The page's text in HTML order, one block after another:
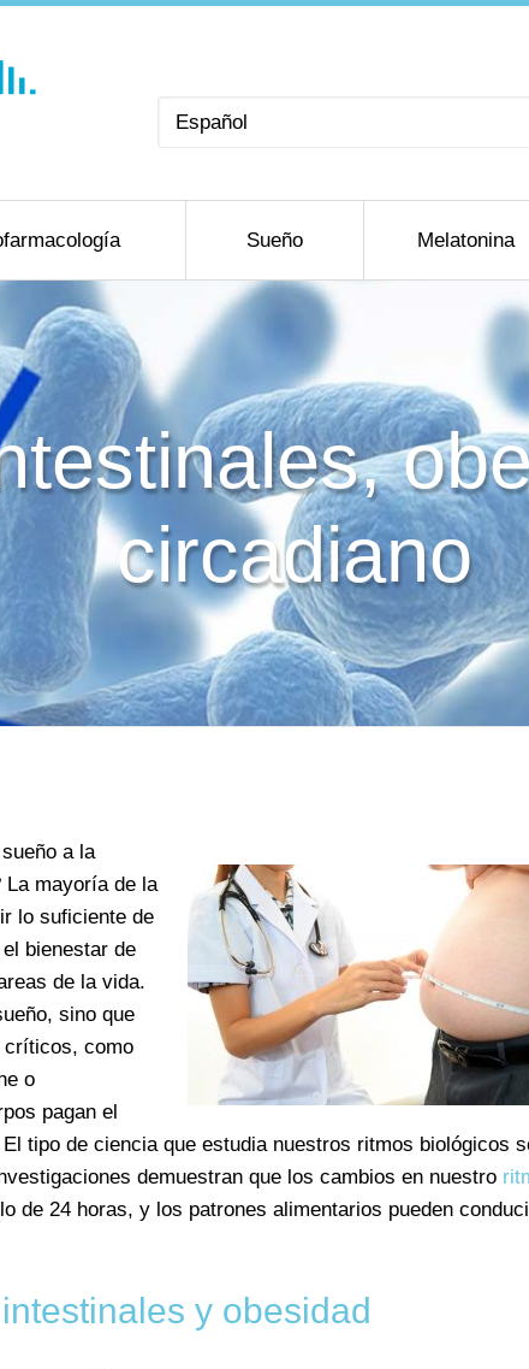
Elegir
Sueño Melatonina
circadiano
a la
La mayoría de la
lo suficiente de
bienestar de
de la vida.
sino que
críticos, como
o
pagan el
tipo de ciencia que estudia nuestros ritmos biológicos
demuestran que los cambios en nuestro
de 24 horas, y los patrones alimentarios pueden
y obesidad